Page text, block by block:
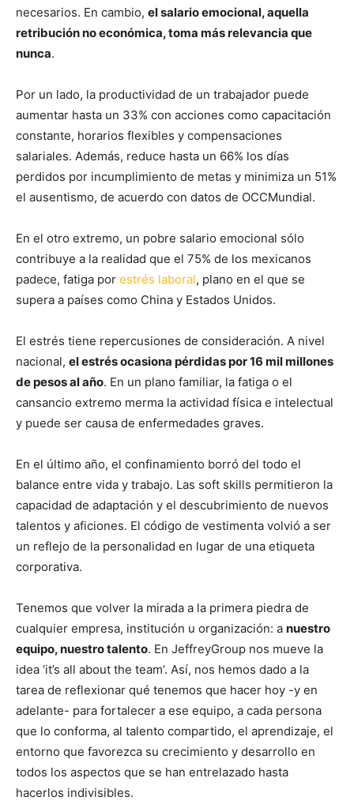
necesarios. En cambio, el salario emocional, aquella
retribución no económica, toma más relevancia que
nunca.
Por un lado, la productividad de un trabajador puede
aumentar hasta un 33% con acciones como capacitación
constante, horarios flexibles y compensaciones
salariales. Además, reduce hasta un 66% los días
perdidos por incumplimiento de metas y minimiza un 51%
el ausentismo, de acuerdo con datos de OCCMundial.
En el otro extremo, un pobre salario emocional sólo
contribuye a la realidad que el 75% de los mexicanos
padece, fatiga por estrés laboral, plano en el que se
supera a países como China y Estados Unidos.
El estrés tiene repercusiones de consideración. A nivel
nacional, el estrés ocasiona pérdidas por 16 mil millones
de pesos al año. En un plano familiar, la fatiga o el
cansancio extremo merma la actividad física e intelectual
y puede ser causa de enfermedades graves.
En el último año, el confinamiento borró del todo el
balance entre vida y trabajo. Las soft skills permitieron la
capacidad de adaptación y el descubrimiento de nuevos
talentos y aficiones. El código de vestimenta volvió a ser
un reflejo de la personalidad en lugar de una etiqueta
corporativa.
Tenemos que volver la mirada a la primera piedra de
cualquier empresa, institución u organización: a nuestro
equipo, nuestro talento. En JeffreyGroup nos mueve la
idea ‘it’s all about the team’. Así, nos hemos dado a la
tarea de reflexionar qué tenemos que hacer hoy -y en
adelante- para fortalecer a ese equipo, a cada persona
que lo conforma, al talento compartido, el aprendizaje, el
entorno que favorezca su crecimiento y desarrollo en
todos los aspectos que se han entrelazado hasta
hacerlos indivisibles.